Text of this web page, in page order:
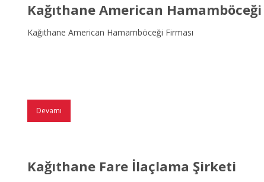
Kağıthane American Hamamböceği
Kağıthane American Hamamböceği Firması
Devamı
Kağıthane Fare İlaçlama Şirketi